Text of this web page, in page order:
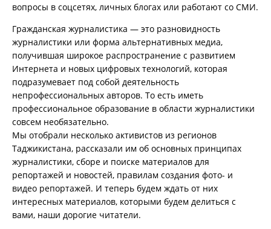
вопросы в соцсетях, личных блогах или работают со СМИ.
Гражданская журналистика — это разновидность
журналистики или форма альтернативных медиа,
получившая широкое распространение с развитием
Интернета и новых цифровых технологий, которая
подразумевает под собой деятельность
непрофессиональных авторов. То есть иметь
профессиональное образование в области журналистики
совсем необязательно.
Мы отобрали несколько активистов из регионов
Таджикистана, рассказали им об основных принципах
журналистики, сборе и поиске материалов для
репортажей и новостей, правилам создания фото- и
видео репортажей. И теперь будем ждать от них
интересных материалов, которыми будем делиться с
вами, наши дорогие читатели.